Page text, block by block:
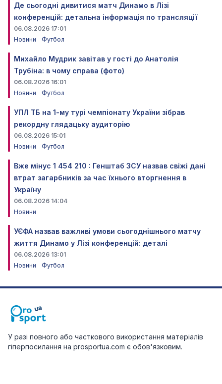
Де сьогодні дивитися матч Динамо в Лізі
конференцій: детальна інформація по трансляції
06.08.2026 17:01
Новини
Футбол
Михайло Мудрик завітав у гості до Анатолія
Трубіна: в чому справа (фото)
06.08.2026 16:01
Новини
Футбол
УПЛ ТБ на 1-му турі чемпіонату України зібрав
рекордну глядацьку аудиторію
06.08.2026 15:01
Новини
Футбол
Вже мінус 1 454 210 : Генштаб ЗСУ назвав свіжі дані
втрат загарбників за час їхнього вторгнення в
Україну
06.08.2026 14:04
Новини
УЄФА назвав важливі умови сьогоднішнього матчу
життя Динамо у Лізі конференцій: деталі
06.08.2026 13:01
Новини
Футбол
У разі повного або часткового використання матеріалів
гіперпосилання на prosportua.com є обов'язковим.